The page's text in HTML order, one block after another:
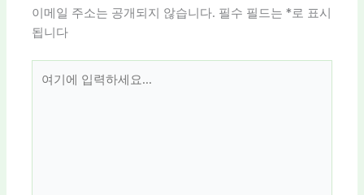
이메일 주소는 공개되지 않습니다. 필수 필드는*로 표시
됩니다